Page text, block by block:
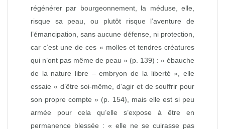
régénérer par bourgeonnement, la méduse, elle,
risque sa peau, ou plutôt risque l’aventure de
l’émancipation, sans aucune défense, ni protection,
car c’est une de ces « molles et tendres créatures
qui n’ont pas même de peau » (p. 139) : « ébauche
de la nature libre – embryon de la liberté », elle
essaie « d’être soi‑même, d’agir et de souffrir pour
son propre compte » (p. 154), mais elle est si peu
armée pour cela qu’elle s’expose à être en
permanence blessée : « elle ne se cuirasse pas